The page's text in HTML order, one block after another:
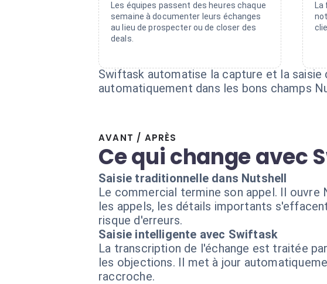
Les équipes passent des heures chaque
semaine à documenter leurs échanges
au lieu de prospecter ou de closer des
deals.
Swiftask automatise la capture et la
automatiquement dans les bons champs
AVANT / APRÈS
Ce qui change avec
Saisie traditionnelle dans Nutshell
Le commercial termine son appel. Il ouvre
les appels, les détails importants
risque d'erreurs.
Saisie intelligente avec Swiftask
La transcription de l'échange est traitée
les objections. Il met à jour
raccroche.